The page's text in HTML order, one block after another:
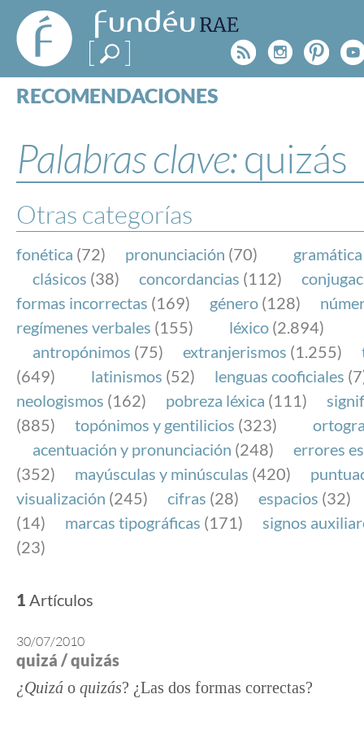
FundéuRAE
- Fundación
del Español
Urgente
Rss
RECOMENDACIONES
ESPECIALES
BLOG
NOTICIAS
SOBRE LA FUNDÉURAE
FundéuRAE es una fundación patrocinada por la
y la Real Academia Española, cuyo objetivo es
el buen uso del español en los medios de
Internet.
Palabras clave:quizás
Otras categorías
fonética (72) pronunciación (70) gramática
clásicos (38) concordancias (112)
formas incorrectas (169) género (128)
regímenes verbales (155) léxico (2.894)
antropónimos (75) extranjerismos (1.255)
(649)
latinismos (52) lenguas cooficiales
neologismos (162) pobreza léxica (111)
(885)
topónimos y gentilicios (323)
acentuación y pronunciación (248)
errores
(352)
mayúsculas y minúsculas (420)
visualización (245) cifras (28) espacios (32)
(14)
marcas tipográficas (171)
signos
(23)
1 Artículos
30/07/2010
quizá / quizás
¿Quizá o quizás? ¿Las dos formas correctas?